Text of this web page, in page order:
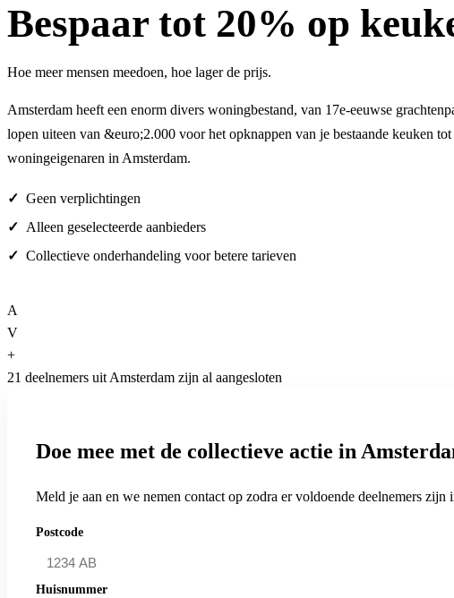
Bespaar tot 20% op
Hoe meer mensen meedoen, hoe lager de prijs.
Amsterdam heeft een enorm divers woningbestand, van 17e-eeuwse
lopen uiteen van &euro;2.000 voor het opknappen van je bestaande keuken
woningeigenaren in Amsterdam.
Geen verplichtingen
Alleen geselecteerde aanbieders
Collectieve onderhandeling voor betere tarieven
A
V
+
21 deelnemers uit Amsterdam zijn al aangesloten
Doe mee met de collectieve actie in
Meld je aan en we nemen contact op zodra er voldoende deelnemers zijn
Postcode
Huisnummer